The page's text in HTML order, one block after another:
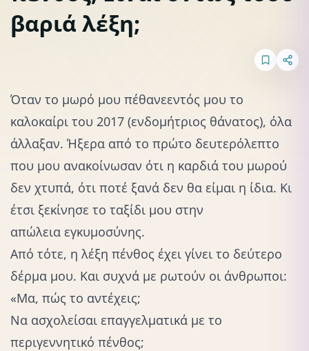
βαριά λέξη;
Όταν το μωρό μου πέθανεεντός μου το
καλοκαίρι του 2017 (ενδομήτριος θάνατος), όλα
άλλαξαν. Ήξερα από το πρώτο δευτερόλεπτο
που μου ανακοίνωσαν ότι η καρδιά του μωρού
δεν χτυπά, ότι ποτέ ξανά δεν θα είμαι η ίδια. Κι
έτσι ξεκίνησε το ταξίδι μου στην
απώλεια εγκυμοσύνης.
Από τότε, η λέξη πένθος έχει γίνει το δεύτερο
δέρμα μου. Και συχνά με ρωτούν οι άνθρωποι:
«Μα, πώς το αντέχεις;
Να ασχολείσαι επαγγελματικά με το
περιγεννητικό πένθος;